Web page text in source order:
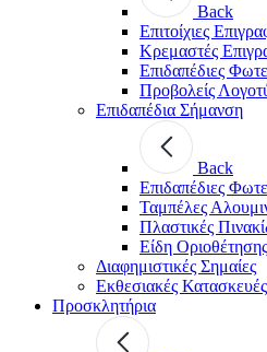
Back
Επιτοίχιες
Κρεμαστές
Επιδαπέδιες
Προβολείς
Επιδαπέδια Σήμανση
Back
Επιδαπέδιες
Ταμπέλες
Πλαστικές
Είδη Οριοθέτησης
Διαφημιστικές Σημαίες
Εκθεσιακές Κατασκευές
Προσκλητήρια